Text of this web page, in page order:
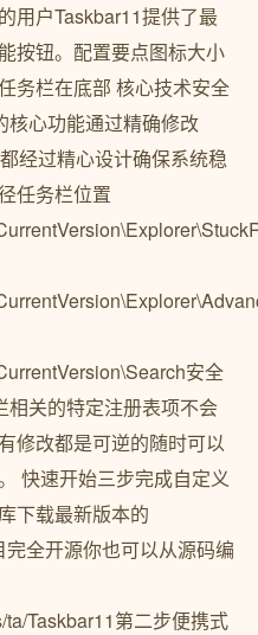
用户Taskbar11提供了最
按钮。配置要点图标大小
务栏在底部 核心技术安全
核心功能通过精确修改
经过精心设计确保系统稳
任务栏位置
安全
相关的特定注册表项不会
修改都是可逆的随时可以
快速开始三步完成自定义
下载最新版本的
全开源你也可以从源码编
Taskbar11第二步便携式